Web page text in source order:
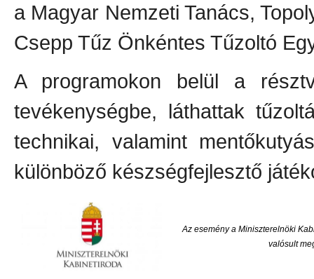
a Magyar Nemzeti Tanács,
Csepp Tűz Önkéntes Tűzoltó
A programokon belül a
tevékenységbe, láthattak
technikai, valamint
különböző készségfejlesztő
Az esemény a Miniszterelnöki
valósult